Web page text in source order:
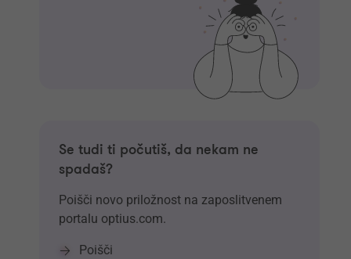
Se tudi ti počutiš, da nekam ne
spadaš?
Poišči novo priložnost na zaposlitvenem
portalu optius.com.
Poišči